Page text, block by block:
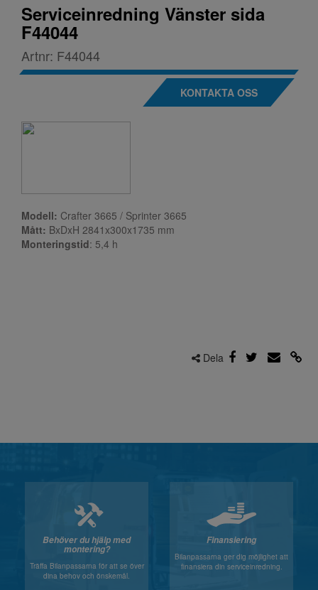
Serviceinredning Vänster sida
F44044
Artnr: F44044
KONTAKTA OSS
Modell: Crafter 3665 / Sprinter 3665
Mått: BxDxH 2841x300x1735 mm
Monteringstid: 5,4 h
Dela
Behöver du hjälp med
montering?
Träffa Bilanpassarna för att se över
dina behov och önskemål.
Finansiering
Bilanpassarna ger dig möjlighet att
finansiera din serviceinredning.